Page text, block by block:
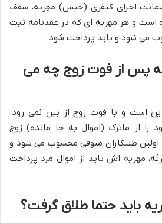
اجرای کیفری (حبس) مهریه، سقف
است و هر مهریه ای که در عقدنامه ثبت
می شود و باید پرداخت شود.
پس از فوت زوج چه می
است و با فوت زوج از بین نمی رود.
را از ماترک (اموال به جا مانده) زوج
اولین طلبکاران متوفی محسوب می شود و
مهریه اش باید از اموال مرد پرداخت
باید حتما طلاق گرفت؟